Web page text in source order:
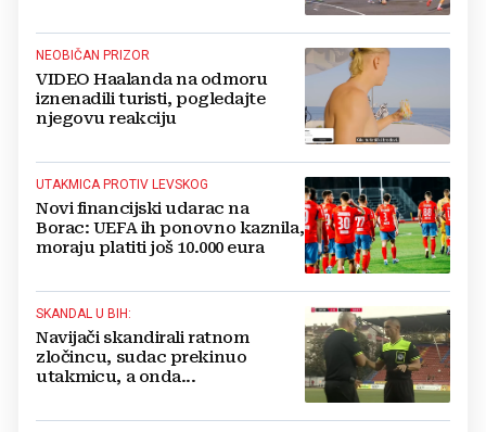
NEOBIČAN PRIZOR
VIDEO Haalanda na odmoru
iznenadili turisti, pogledajte
njegovu reakciju
UTAKMICA PROTIV LEVSKOG
Novi financijski udarac na
Borac: UEFA ih ponovno kaznila,
moraju platiti još 10.000 eura
SKANDAL U BIH:
Navijači skandirali ratnom
zločincu, sudac prekinuo
utakmicu, a onda...